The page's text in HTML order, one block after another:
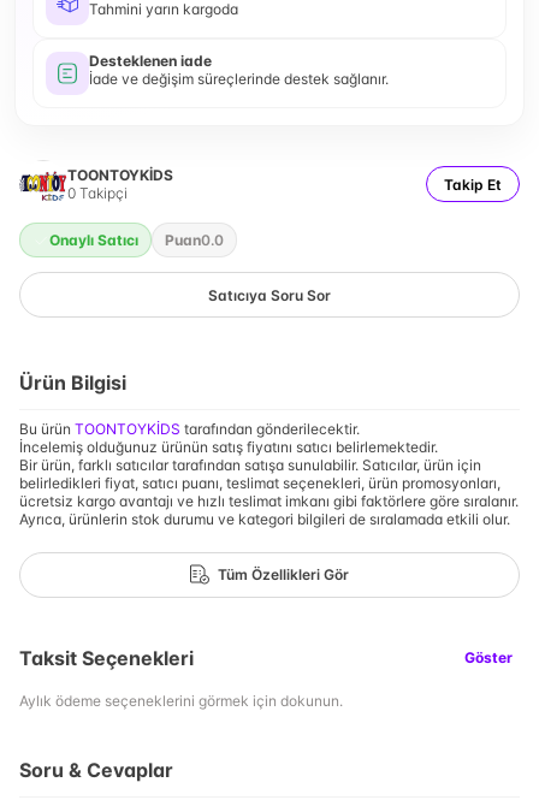
Tahmini yarın kargoda
Desteklenen iade
İade ve değişim süreçlerinde destek sağlanır.
TOONTOYKİDS
0 Takipçi Takip Et
Onaylı Satıcı Puan0.0
Satıcıya Soru Sor
Ürün Bilgisi
Bu ürün TOONTOYKİDS tarafından gönderilecektir.
İncelemiş olduğunuz ürünün satış fiyatını satıcı belirlemektedir.
Bir ürün, farklı satıcılar tarafından satışa sunulabilir. Satıcılar, ürün için
belirledikleri fiyat, satıcı puanı, teslimat seçenekleri, ürün promosyonları,
ücretsiz kargo avantajı ve hızlı teslimat imkanı gibi faktörlere göre sıralanır.
Ayrıca, ürünlerin stok durumu ve kategori bilgileri de sıralamada etkili olur.
Tüm Özellikleri Gör
Taksit Seçenekleri Göster
Aylık ödeme seçeneklerini görmek için dokunun.
Soru & Cevaplar